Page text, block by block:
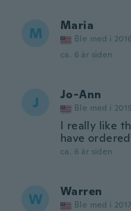
M Maria
Ble med i 2016
ca. 6 år siden
J Jo-Ann
Ble med i 2019
I really like
have
ca. 6 år siden
W Warren
Ble med i 2017